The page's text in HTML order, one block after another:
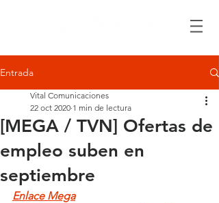
Entrada
[MEGA / TVN] Ofertas de
empleo suben en
septiembre
Vital Comunicaciones
22 oct 2020 1 min de lectura
Enlace Mega